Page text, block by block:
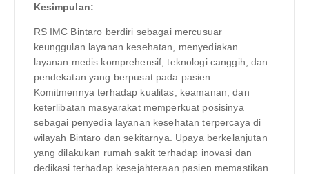
Kesimpulan:
RS IMC Bintaro berdiri sebagai mercusuar
keunggulan layanan kesehatan, menyediakan
layanan medis komprehensif, teknologi canggih, dan
pendekatan yang berpusat pada pasien.
Komitmennya terhadap kualitas, keamanan, dan
keterlibatan masyarakat memperkuat posisinya
sebagai penyedia layanan kesehatan terpercaya di
wilayah Bintaro dan sekitarnya. Upaya berkelanjutan
yang dilakukan rumah sakit terhadap inovasi dan
dedikasi terhadap kesejahteraan pasien memastikan